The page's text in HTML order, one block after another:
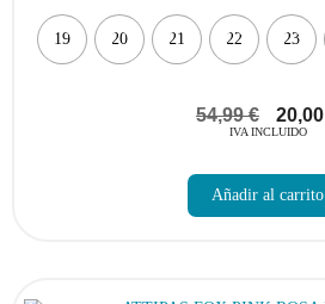
19 20 21 22 23
54,99€ 20,00
IVA INCLUIDO
Añadir al carrito